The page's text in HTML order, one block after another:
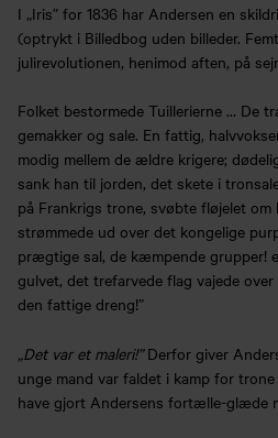
I „Iris” for 1836 har Andersen en
(optrykt i Billedbog uden billeder.
julirevolutionen, henimod aften, på
Folket bestormede Tuillerierne … De
gemakker og sale. En fattig,
modig mellem de ældre krigere;
sank han til jorden, det skete i
på Frankrigs trone, svøbte fløjelet om
strømmede ud over det kongelige
prægtige sal, de kæmpende grupper!
gulvet, det trefarvede flag vajede
den fattige dreng!”
„Det var et maleri!”Derfor giver
unge mand var faldet i kamp for
have gjort Andersens fortælle-glæde